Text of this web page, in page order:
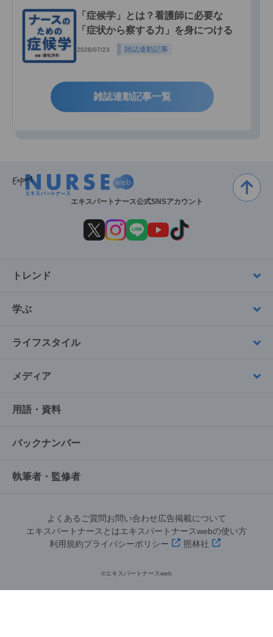
「症候学」とは？看護師に必要な
「症状から察する力」を身につける
2026/07/23 雑誌連動記事
雑誌連動記事一覧
エキスパートナース公式SNSアカウント
トレンド
学ぶ
ライフスタイル
メディア
用語・資料
バックナンバー
執筆者・監修者
よくあるご質問お問い合わせ広告掲載について
エキスパートナースとはエキスパートナースwebの使い方
利用規約プライバシーポリシー 照林社
©︎エキスパートナースweb